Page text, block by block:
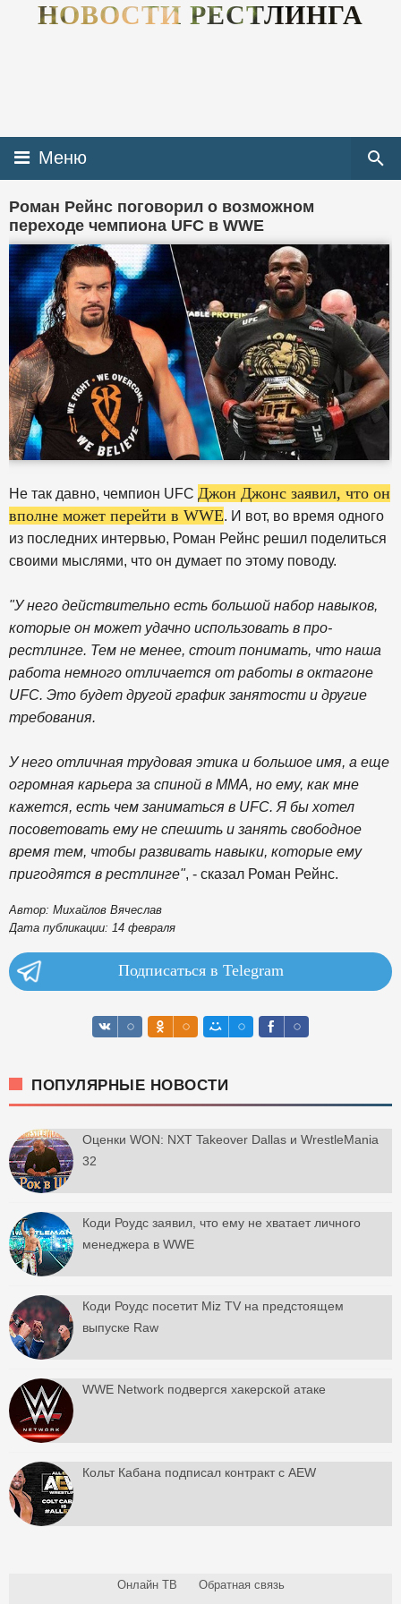
НОВОСТИ РЕСТЛИНГА
Меню
Роман Рейнс поговорил о возможном
переходе чемпиона UFC в WWE
Не так давно, чемпион UFC Джон Джонс заявил, что он
вполне может перейти в WWE. И вот, во время одного
из последних интервью, Роман Рейнс решил поделиться
своими мыслями, что он думает по этому поводу.
"У него действительно есть большой набор навыков,
которые он может удачно использовать в про-
рестлинге. Тем не менее, стоит понимать, что наша
работа немного отличается от работы в октагоне
UFC. Это будет другой график занятости и другие
требования.
У него отличная трудовая этика и большое имя, а еще
огромная карьера за спиной в ММА, но ему, как мне
кажется, есть чем заниматься в UFC. Я бы хотел
посоветовать ему не спешить и занять свободное
время тем, чтобы развивать навыки, которые ему
пригодятся в рестлинге", - сказал Роман Рейнс.
Автор: Михайлов Вячеслав
Дата публикации: 14 февраля
Подписаться в Telegram
ПОПУЛЯРНЫЕ НОВОСТИ
Оценки WON: NXT Takeover Dallas и WrestleMania
32
Коди Роудс заявил, что ему не хватает личного
менеджера в WWE
Коди Роудс посетит Miz TV на предстоящем
выпуске Raw
WWE Network подвергся хакерской атаке
Кольт Кабана подписал контракт с AEW
Онлайн ТВ Обратная связь